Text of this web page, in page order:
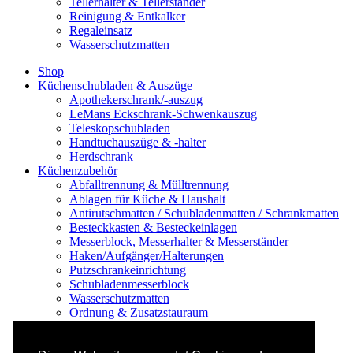
Reinigung & Entkalker
Regaleinsatz
Wasserschutzmatten
Shop
Küchenschubladen & Auszüge
Apothekerschrank/-auszug
LeMans Eckschrank-Schwenkauszug
Teleskopschubladen
Handtuchauszüge & -halter
Herdschrank
Küchenzubehör
Abfalltrennung & Mülltrennung
Ablagen für Küche & Haushalt
Antirutschmatten / Schubladenmatten / Schrankmatten
Besteckkasten & Besteckeinlagen
Messerblock, Messerhalter & Messerständer
Haken/Aufgänger/Halterungen
Putzschrankeinrichtung
Schubladenmesserblock
Wasserschutzmatten
Ordnung & Zusatzstauraum